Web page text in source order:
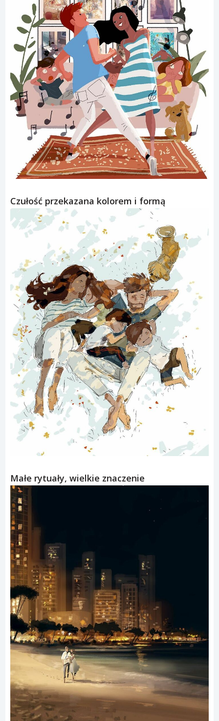
Czułość przekazana kolorem i formą
Małe rytuały, wielkie znaczenie